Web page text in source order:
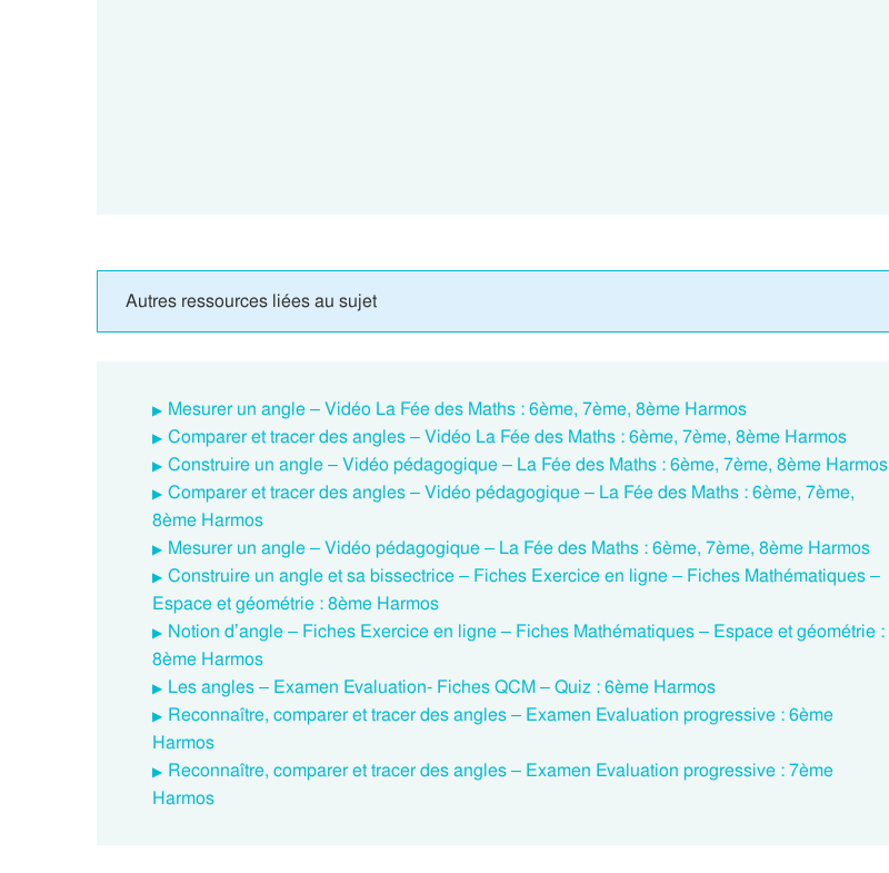
Autres ressources liées au sujet
Mesurer un angle – Vidéo La Fée des Maths : 6ème, 7ème, 8ème Harmos
Comparer et tracer des angles – Vidéo La Fée des Maths : 6ème, 7ème, 8ème Harmos
Construire un angle – Vidéo pédagogique – La Fée des Maths : 6ème, 7ème, 8ème Harmos
Comparer et tracer des angles – Vidéo pédagogique – La Fée des Maths : 6ème, 7ème,
8ème Harmos
Mesurer un angle – Vidéo pédagogique – La Fée des Maths : 6ème, 7ème, 8ème Harmos
Construire un angle et sa bissectrice – Fiches Exercice en ligne – Fiches Mathématiques –
Espace et géométrie : 8ème Harmos
Notion d’angle – Fiches Exercice en ligne – Fiches Mathématiques – Espace et géométrie :
8ème Harmos
Les angles – Examen Evaluation- Fiches QCM – Quiz : 6ème Harmos
Reconnaître, comparer et tracer des angles – Examen Evaluation progressive : 6ème
Harmos
Reconnaître, comparer et tracer des angles – Examen Evaluation progressive : 7ème
Harmos